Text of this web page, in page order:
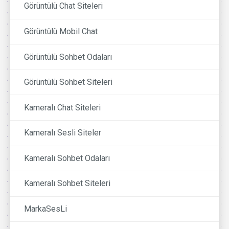
Görüntülü Chat Siteleri
Görüntülü Mobil Chat
Görüntülü Sohbet Odaları
Görüntülü Sohbet Siteleri
Kameralı Chat Siteleri
Kameralı Sesli Siteler
Kameralı Sohbet Odaları
Kameralı Sohbet Siteleri
MarkaSesLi